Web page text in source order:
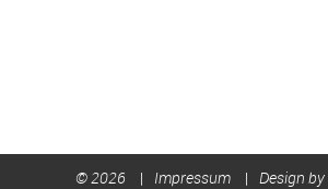
© 2026 Impressum Design